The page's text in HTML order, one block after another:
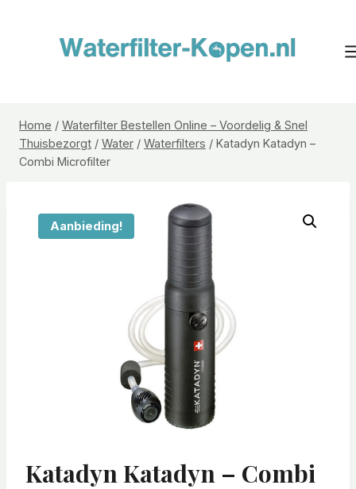
Home / Waterfilter Bestellen Online – Voordelig & Snel
Thuisbezorgt / Water / Waterfilters / Katadyn Katadyn –
Combi Microfilter
Aanbieding!
Katadyn Katadyn – Combi